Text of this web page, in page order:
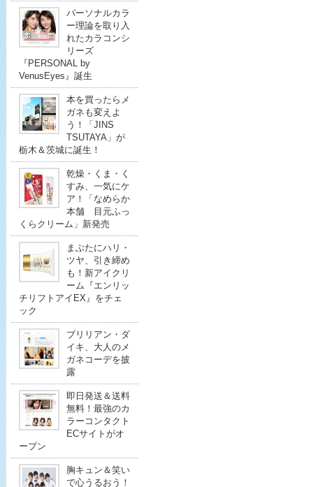
パーソナルカラ
ー理論を取り入
れたカラコンシ
リーズ
『PERSONAL by
VenusEyes』誕生
本を買ったらメ
ガネも変えよ
う！「JINS
TSUTAYA」が
栃木＆茨城に誕生！
乾燥・くま・く
すみ、一気にケ
ア！「なめらか
本舗 目元ふっ
くらクリーム」新発売
まぶたにハリ・
ツヤ、引き締め
も！新アイクリ
ーム『エンリッ
チリフトアイEX』をチェ
ック
ブリリアン・ダ
イキ、大人のメ
ガネコーデを披
露
即日発送＆送料
無料！最強のカ
ラーコンタクト
ECサイトがオ
ープン
胸キュン＆笑い
で心うるおう！